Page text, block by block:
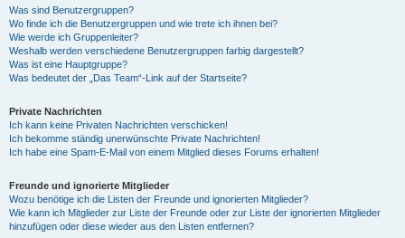
Was sind Benutzergruppen?
Wo finde ich die Benutzergruppen und wie trete ich ihnen bei?
Wie werde ich Gruppenleiter?
Weshalb werden verschiedene Benutzergruppen farbig dargestellt?
Was ist eine Hauptgruppe?
Was bedeutet der „Das Team“-Link auf der Startseite?
Private Nachrichten
Ich kann keine Privaten Nachrichten verschicken!
Ich bekomme ständig unerwünschte Private Nachrichten!
Ich habe eine Spam-E-Mail von einem Mitglied dieses Forums erhalten!
Freunde und ignorierte Mitglieder
Wozu benötige ich die Listen der Freunde und ignorierten Mitglieder?
Wie kann ich Mitglieder zur Liste der Freunde oder zur Liste der ignorierten Mitglieder
hinzufügen oder diese wieder aus den Listen entfernen?